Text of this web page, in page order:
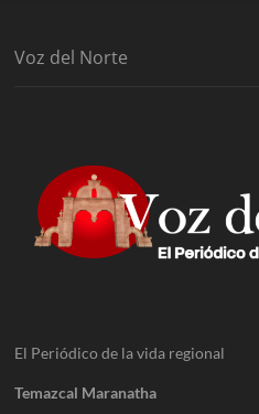
Voz del Norte
El Periódico de la vida regional
Temazcal Maranatha